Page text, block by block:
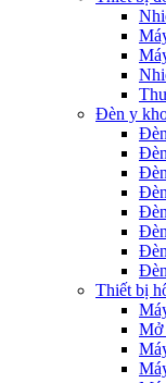
Đèn y
Thiết bị
Mở